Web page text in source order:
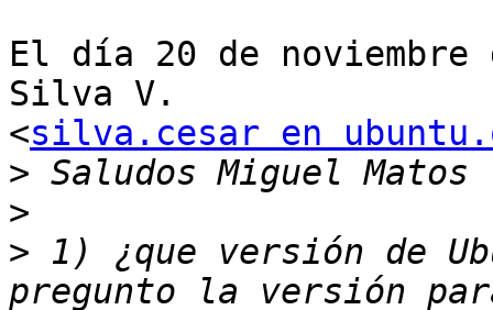
El día 20 de noviembre
Silva V.
<silva.cesar en
>
>
> 1) ¿que versión de